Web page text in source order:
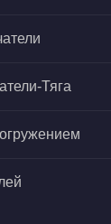
Тяга